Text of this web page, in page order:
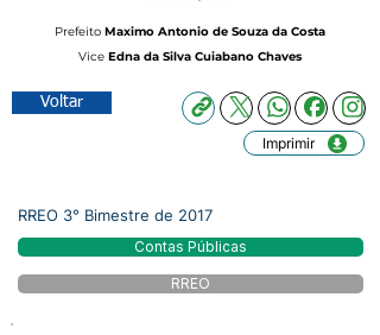
Prefeito Maximo Antonio de Souza da Costa
Vice Edna da Silva Cuiabano Chaves
Voltar
Imprimir
RREO 3° Bimestre de 2017
Contas Públicas
RREO